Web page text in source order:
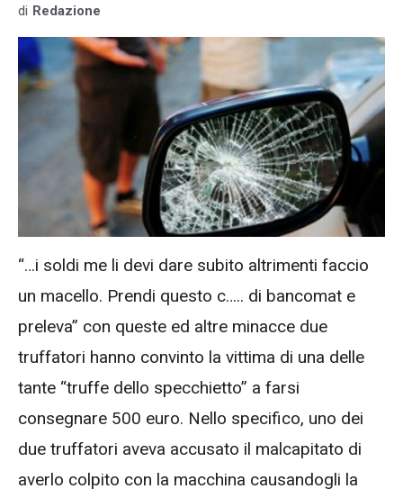
di Redazione
“…i soldi me li devi dare subito altrimenti faccio
un macello. Prendi questo c….. di bancomat e
preleva” con queste ed altre minacce due
truffatori hanno convinto la vittima di una delle
tante “truffe dello specchietto” a farsi
consegnare 500 euro. Nello specifico, uno dei
due truffatori aveva accusato il malcapitato di
averlo colpito con la macchina causandogli la